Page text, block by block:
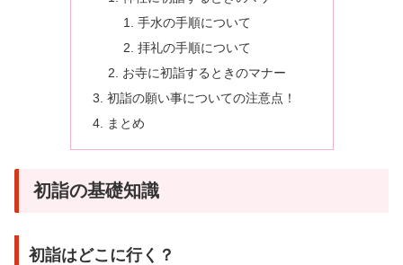
手水の手順について
拝礼の手順について
お寺に初詣するときのマナー
初詣の願い事についての注意点！
まとめ
初詣の基礎知識
初詣はどこに行く？